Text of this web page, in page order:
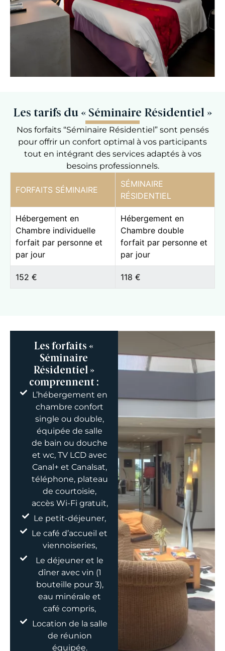
Les tarifs du « Séminaire Résidentiel »
Nos forfaits “Séminaire Résidentiel” sont pensés
pour offrir un confort optimal à vos participants
tout en intégrant des services adaptés à vos
besoins professionnels.
FORFAITS SÉMINAIRE
SÉMINAIRE
RÉSIDENTIEL
Hébergement en
Chambre individuelle
forfait par personne et
par jour
Hébergement en
Chambre double
forfait par personne et
par jour
152 € 118 €
Les forfaits «
Séminaire
Résidentiel »
comprennent :
L’hébergement en
chambre confort
single ou double,
équipée de salle
de bain ou douche
et wc, TV LCD avec
Canal+ et Canalsat,
téléphone, plateau
de courtoisie,
accès Wi-Fi gratuit,
Le petit-déjeuner,
Le café d’accueil et
viennoiseries,
Le déjeuner et le
dîner avec vin (1
bouteille pour 3),
eau minérale et
café compris,
Location de la salle
de réunion
équipée.